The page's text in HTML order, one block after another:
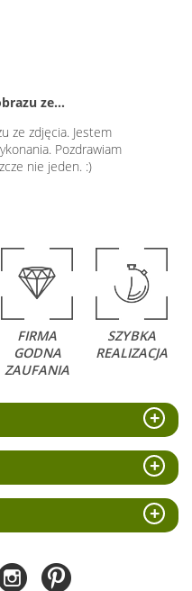
ze…
ze zdjęcia. Jestem
Pozdrawiam
nie jeden. :)
FIRMA
GODNA
ZAUFANIA
SZYBKA
REALIZACJA